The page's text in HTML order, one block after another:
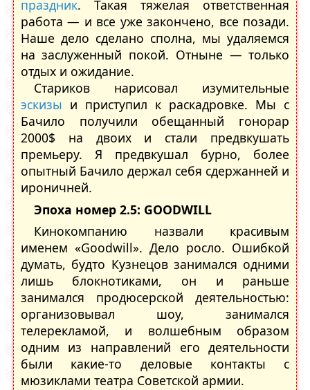
праздник. Такая тяжелая ответственная
работа — и все уже закончено, все позади.
Наше дело сделано сполна, мы удаляемся
на заслуженный покой. Отныне — только
отдых и ожидание.
Стариков нарисовал изумительные
эскизы и приступил к раскадровке. Мы с
Бачило получили обещанный гонорар
2000$ на двоих и стали предвкушать
премьеру. Я предвкушал бурно, более
опытный Бачило держал себя сдержанней и
ироничней.
Эпоха номер 2.5: GOODWILL
Кинокомпанию назвали красивым
именем «Goodwill». Дело росло. Ошибкой
думать, будто Кузнецов занимался одними
лишь блокнотиками, он и раньше
занимался продюсерской деятельностью:
организовывал шоу, занимался
телерекламой, и волшебным образом
одним из направлений его деятельности
были какие-то деловые контакты с
мюзиклами театра Советской армии.